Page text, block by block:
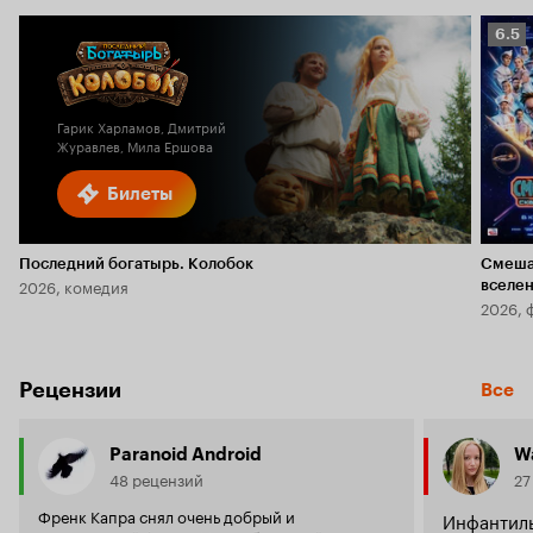
Билеты
Гарик Харламов, Дмитрий
Журавлев, Мила Ершова
Последний богатырь. Колобок
2026, комедия
6.5
6.5
2026,
Рецензии Все
Paranoid Android
48 рецензий
Френк Капра снял очень добрый и